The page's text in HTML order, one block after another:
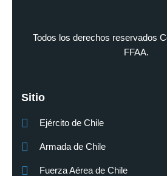
Todos los derechos reservados
FFAA.
Sitio
Ejército de Chile
Armada de Chile
Fuerza Aérea de Chile